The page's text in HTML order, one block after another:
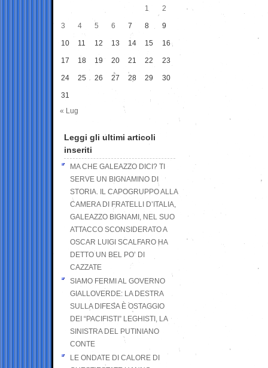
1
2
3 4 5 6 7 8 9
10 11 12 13 14 15 16
17 18 19 20 21 22 23
24 25 26 27 28 29 30
31
« Lug
Leggi gli ultimi articoli
inseriti
MA CHE GALEAZZO DICI? TI
SERVE UN BIGNAMINO DI
STORIA. IL CAPOGRUPPO ALLA
CAMERA DI FRATELLI D’ITALIA,
GALEAZZO BIGNAMI, NEL SUO
ATTACCO SCONSIDERATO A
OSCAR LUIGI SCALFARO HA
DETTO UN BEL PO’ DI
CAZZATE
SIAMO FERMI AL GOVERNO
GIALLOVERDE: LA DESTRA
SULLA DIFESA È OSTAGGIO
DEI “PACIFISTI” LEGHISTI, LA
SINISTRA DEL PUTINIANO
CONTE
LE ONDATE DI CALORE DI